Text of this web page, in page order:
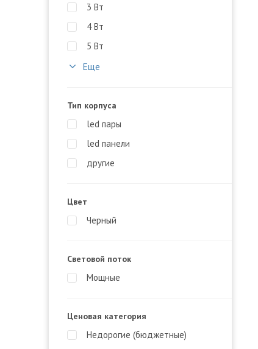
3 Вт
4 Вт
5 Вт
Еще
Тип корпуса
led пары
led панели
другие
Цвет
Черный
Световой поток
Мощные
Ценовая категория
Недорогие (бюджетные)